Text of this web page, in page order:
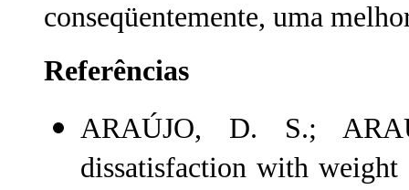
conseqüentemente, uma
Referências
ARAÚJO, D. S.;
dissatisfaction with